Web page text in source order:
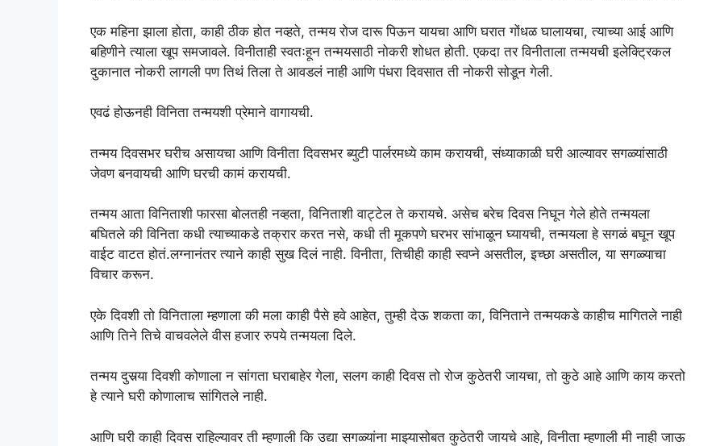
एक महिना झाला होता, काही ठीक होत नव्हते, तन्मय रोज दारू पिऊन यायचा आणि घरात गोंधळ घालायचा, त्याच्या आई आणि
बहिणीने त्याला खूप समजावले. विनीताही स्वतःहून तन्मयसाठी नोकरी शोधत होती. एकदा तर विनीताला तन्मयची इलेक्ट्रिकल
दुकानात नोकरी लागली पण तिथं तिला ते आवडलं नाही आणि पंधरा दिवसात ती नोकरी सोडून गेली.
एवढं होऊनही विनिता तन्मयशी प्रेमाने वागायची.
तन्मय दिवसभर घरीच असायचा आणि विनीता दिवसभर ब्युटी पार्लरमध्ये काम करायची, संध्याकाळी घरी आल्यावर सगळ्यांसाठी
जेवण बनवायची आणि घरची कामं करायची.
तन्मय आता विनिताशी फारसा बोलतही नव्हता, विनिताशी वाट्टेल ते करायचे. असेच बरेच दिवस निघून गेले होते तन्मयला
बघितले की विनिता कधी त्याच्याकडे तक्रार करत नसे, कधी ती मूकपणे घरभर सांभाळून घ्यायची, तन्मयला हे सगळं बघून खूप
वाईट वाटत होतं.लग्नानंतर त्याने काही सुख दिलं नाही. विनीता, तिचीही काही स्वप्ने असतील, इच्छा असतील, या सगळ्याचा
विचार करून.
एके दिवशी तो विनिताला म्हणाला की मला काही पैसे हवे आहेत, तुम्ही देऊ शकता का, विनिताने तन्मयकडे काहीच मागितले नाही
आणि तिने तिचे वाचवलेले वीस हजार रुपये तन्मयला दिले.
तन्मय दुसर्‍या दिवशी कोणाला न सांगता घराबाहेर गेला, सलग काही दिवस तो रोज कुठेतरी जायचा, तो कुठे आहे आणि काय करतो
हे त्याने घरी कोणालाच सांगितले नाही.
आणि घरी काही दिवस राहिल्यावर ती म्हणाली कि उद्या सगळ्यांना माझ्यासोबत कुठेतरी जायचे आहे, विनीता म्हणाली मी नाही जाऊ